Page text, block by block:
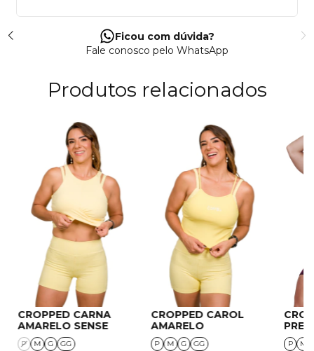
Ficou com dúvida?
Fale conosco pelo WhatsApp
Produtos relacionados
CROPPED CARNA
AMARELO SENSE
P M G GG
CROPPED CAROL
AMARELO
P M G GG P M